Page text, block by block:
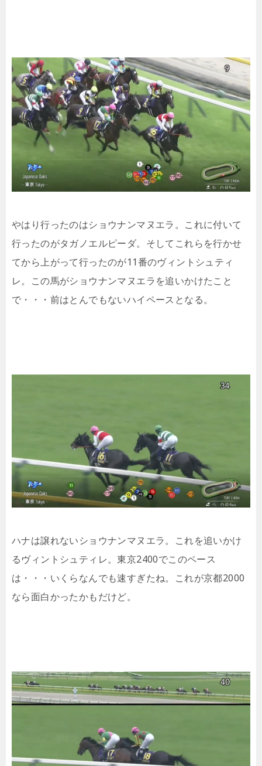
やはり行ったのはショウナンマヌエラ。これに付いて
行ったのがタガノエルピーダ。そしてこれらを行かせ
てから上がって行ったのが11番のヴィントシュティ
レ。この馬がショウナンマヌエラを追いかけたこと
で・・・前はとんでもないハイペースとなる。
ハナは譲れないショウナンマヌエラ。これを追いかけ
るヴィントシュティレ。東京2400でこのペース
は・・・いくらなんでも速すぎたね。これが京都2000
なら面白かったかもだけど。